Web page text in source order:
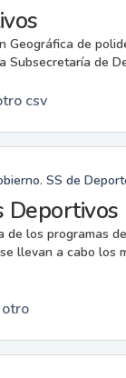
Geográfica de
Subsecretaría de
csv
SS de
Deportivos
de los programas
llevan a cabo los
otro